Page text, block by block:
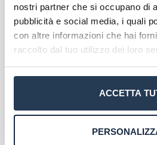
nostri partner che si occupano di
pubblicità e social media, i quali
con altre informazioni che hai
raccolto dal tuo utilizzo dei loro
ACCETTA
Giusy 23 Maggio 2025
Accedi al tuo account
sono stati pubblicati
autunnale. Ogni corso di
indirizzo email
relative alla tesi. Puoi
completo degli indirizzi